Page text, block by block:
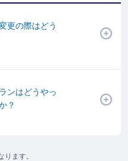
更の際はどう
ンはどうやっ
？
ます。